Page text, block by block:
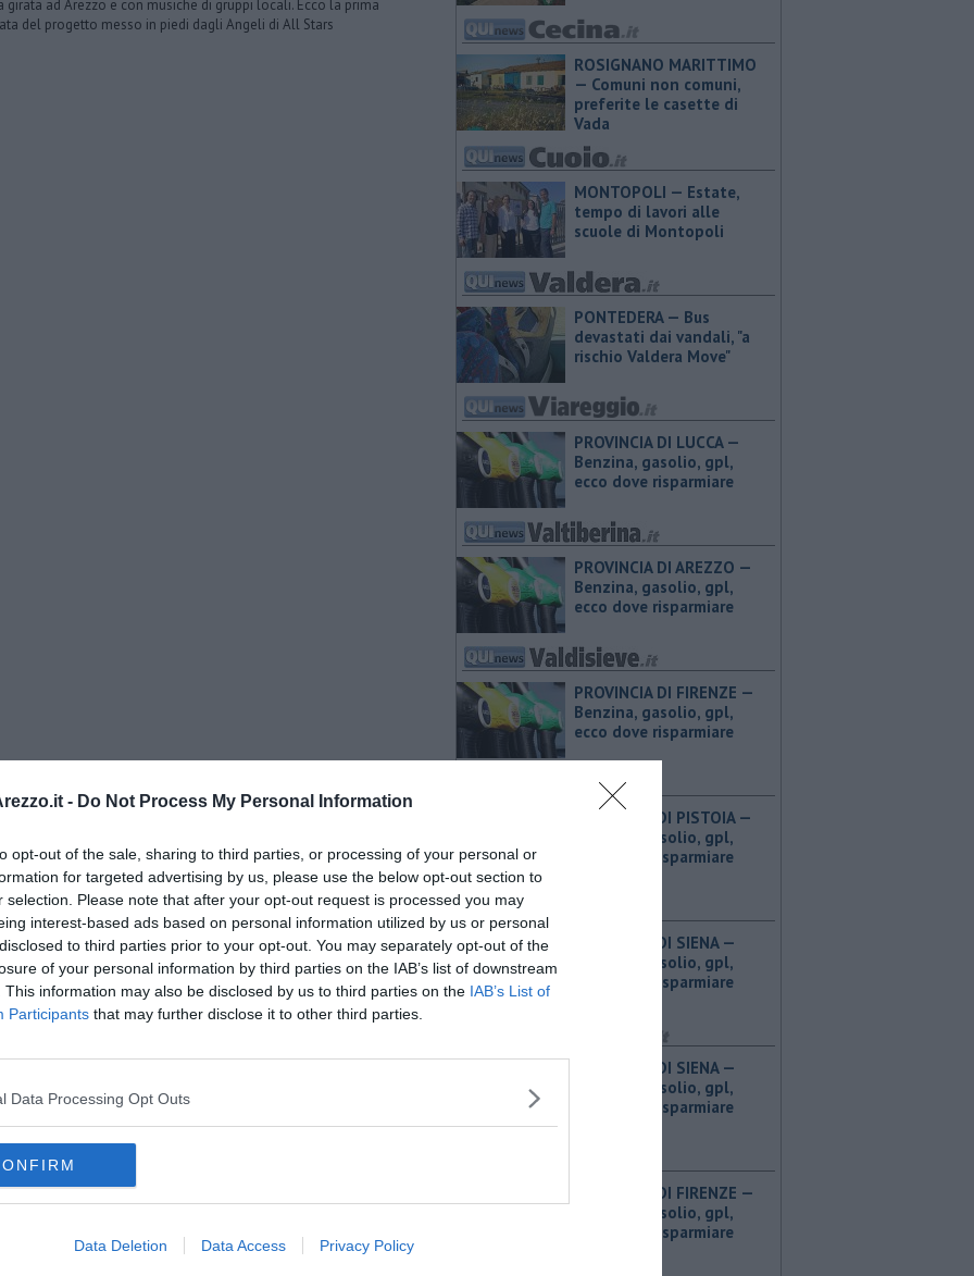
- Do Not Process My Personal Information
opt-out of the sale, sharing to third parties, or processing of your personal or
for targeted advertising by us, please use the below opt-out section to
selection. Please note that after your opt-out request is processed you may
interest-based ads based on personal information utilized by us or personal
to third parties prior to your opt-out. You may separately opt-out of the
of your personal information by third parties on the IAB’s list of downstream
This information may also be disclosed by us to third parties on the IAB’s List of
Participants that may further disclose it to other third parties.
Data Processing Opt Outs
Data Deletion Data Access Privacy Policy
girata ad Arezzo e con musiche di gruppi locali. Ecco la prima
del progetto messo in piedi dagli Angeli di All Stars
ROSIGNANO MARITTIMO
— Comuni non comuni,
preferite le casette di
Vada
MONTOPOLI — Estate,
tempo di lavori alle
scuole di Montopoli
PONTEDERA — Bus
devastati dai vandali, "a
rischio Valdera Move"
PROVINCIA DI LUCCA — ​
Benzina, gasolio, gpl,
ecco dove risparmiare
PROVINCIA DI AREZZO — ​
Benzina, gasolio, gpl,
ecco dove risparmiare
PROVINCIA DI FIRENZE — ​
Benzina, gasolio, gpl,
ecco dove risparmiare
PROVINCIA DI PISTOIA — ​
Benzina, gasolio, gpl,
ecco dove risparmiare
PROVINCIA DI SIENA — ​
Benzina, gasolio, gpl,
ecco dove risparmiare
PROVINCIA DI SIENA — ​
Benzina, gasolio, gpl,
ecco dove risparmiare
PROVINCIA DI FIRENZE — ​
Benzina, gasolio, gpl,
ecco dove risparmiare